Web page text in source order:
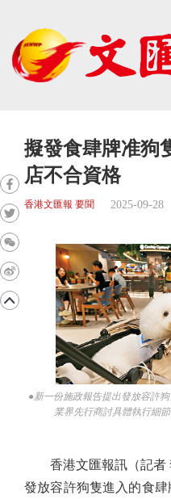
擬發食肆牌准狗
店不合資格
香港文匯報 要聞 2025-09-28
●新一份施政報告提出發放容許
業界先行商討具體執行細
香港文匯報訊（記者
發放容許狗隻進入的食